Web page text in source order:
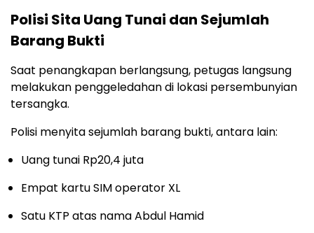
Polisi Sita Uang Tunai dan Sejumlah
Barang Bukti
Saat penangkapan berlangsung, petugas langsung
melakukan penggeledahan di lokasi persembunyian
tersangka.
Polisi menyita sejumlah barang bukti, antara lain:
Uang tunai Rp20,4 juta
Empat kartu SIM operator XL
Satu KTP atas nama Abdul Hamid